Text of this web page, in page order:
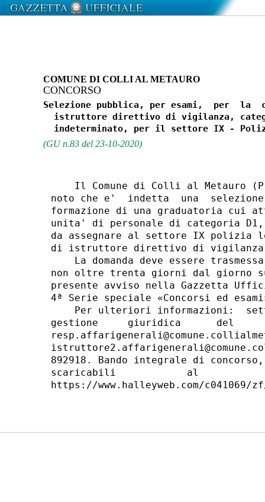
COMUNE DI COLLI AL METAURO
CONCORSO
Selezione pubblica, per esami,  per  la
istruttore direttivo di vigilanza,
(GU n.83 del 23-10-2020)
Il Comune di Colli al Metauro
noto che e'  indetta  una
formazione di una graduatoria cui
unita' di personale di categoria D1,
da assegnare al settore IX polizia
di istruttore direttivo di
La domanda deve essere
non oltre trenta giorni dal giorno
presente avviso nella Gazzetta
4ª Serie speciale «Concorsi ed
Per ulteriori informazioni:
gestione     giuridica      del
892918. Bando integrale di
scaricabili            al
https://www.halleyweb.com/